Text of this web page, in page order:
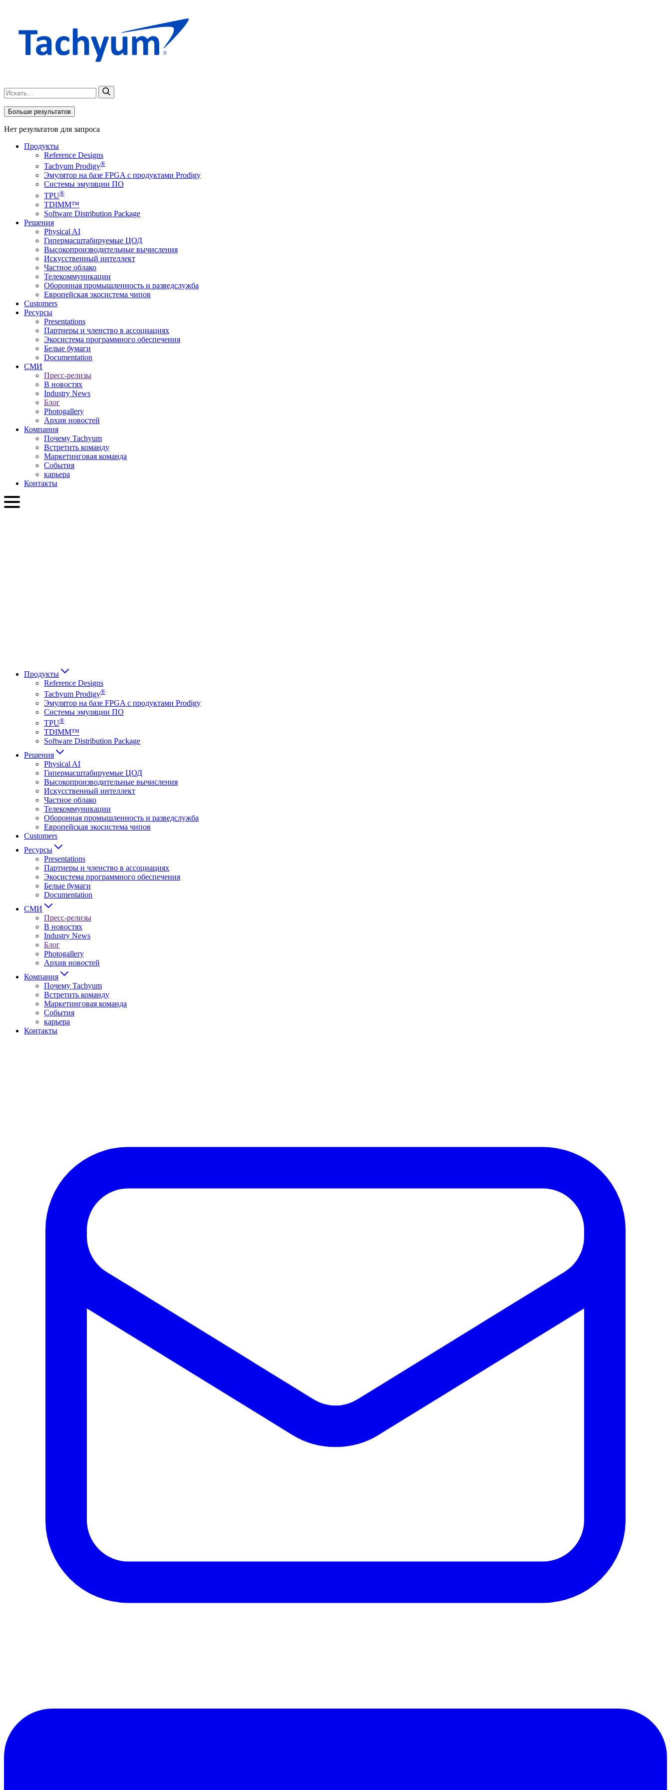
Больше результатов
Нет результатов для запроса
Продукты
Reference Designs
Tachyum Prodigy®
Эмулятор на базе FPGA с продуктами Prodigy
Системы эмуляции ПО
TPU®
TDIMM™
Software Distribution Package
Решения
Physical AI
Гипермасштабируемые ЦОД
Высокопроизводительные вычисления
Искусственный интеллект
Частное облако
Телекоммуникации
Оборонная промышленность и разведслужба
Европейская экосистема чипов
Customers
Ресурсы
Presentations
Партнеры и членство в ассоциациях
Экосистема программного обеспечения
Белые бумаги
Documentation
СМИ
Пресс-релизы
В новостях
Industry News
Блог
Photogallery
Архив новостей
Компания
Почему Tachyum
Встретить команду
Маркетинговая команда
События
карьера
Контакты
Продукты
Reference Designs
Tachyum Prodigy®
Эмулятор на базе FPGA с продуктами Prodigy
Системы эмуляции ПО
TPU®
TDIMM™
Software Distribution Package
Решения
Physical AI
Гипермасштабируемые ЦОД
Высокопроизводительные вычисления
Искусственный интеллект
Частное облако
Телекоммуникации
Оборонная промышленность и разведслужба
Европейская экосистема чипов
Customers
Ресурсы
Presentations
Партнеры и членство в ассоциациях
Экосистема программного обеспечения
Белые бумаги
Documentation
СМИ
Пресс-релизы
В новостях
Industry News
Блог
Photogallery
Архив новостей
Компания
Почему Tachyum
Встретить команду
Маркетинговая команда
События
карьера
Контакты